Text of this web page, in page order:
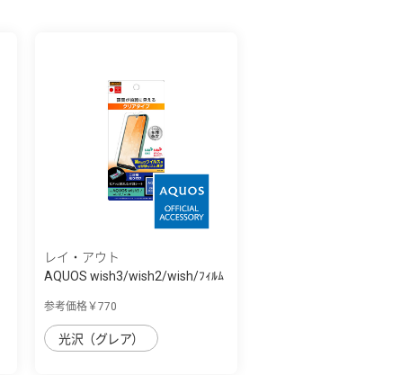
レイ・アウト
AQUOS wish3/wish2/wish/ﾌｨﾙﾑ
参考価格￥770
光沢（グレア）